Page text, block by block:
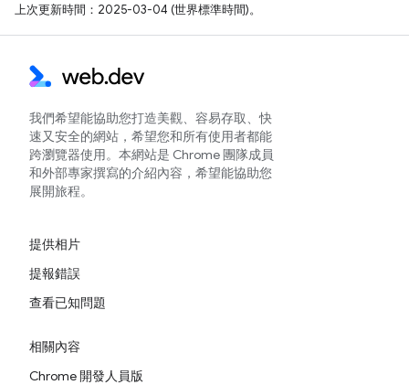
上次更新時間：2025-03-04 (世界標準時間)。
我們希望能協助您打造美觀、容易存取、快
速又安全的網站，希望您和所有使用者都能
跨瀏覽器使用。本網站是 Chrome 團隊成員
和外部專家撰寫的介紹內容，希望能協助您
展開旅程。
提供相片
提報錯誤
查看已知問題
相關內容
Chrome 開發人員版